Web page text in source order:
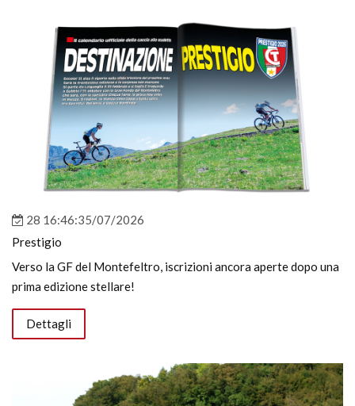
28 16:46:35/07/2026
Prestigio
Verso la GF del Montefeltro, iscrizioni ancora aperte dopo una
prima edizione stellare!
Dettagli